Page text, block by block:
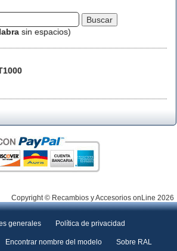
sin espacios)
Copyright © Recambios y Accesorios onLine 2026
generales Política de privacidad
Encontrar nombre del modelo Sobre RAL